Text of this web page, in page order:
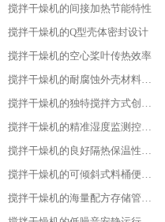
搅拌干燥机的间接加热节能特性
搅拌干燥机的Q型壳体密封设计
搅拌干燥机的空心桨叶传热效率
搅拌干燥机的耐腐蚀外壳材料选用
搅拌干燥机的独特搅拌方式创新设计
搅拌干燥机的精准湿度监测控制功能
搅拌干燥机的良好隔热保温性能特点
搅拌干燥机的可倾斜式料桶便利设计亮点
搅拌干燥机的海量配方存储管理能力